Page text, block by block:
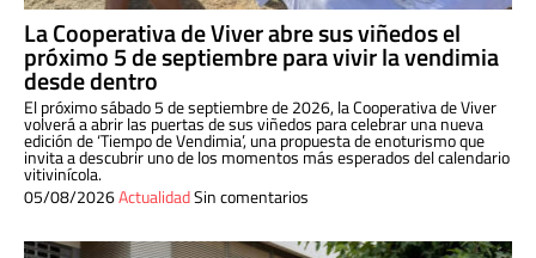
La Cooperativa de Viver abre sus viñedos el
próximo 5 de septiembre para vivir la vendimia
desde dentro
El próximo sábado 5 de septiembre de 2026, la Cooperativa de Viver
volverá a abrir las puertas de sus viñedos para celebrar una nueva
edición de ‘Tiempo de Vendimia’, una propuesta de enoturismo que
invita a descubrir uno de los momentos más esperados del calendario
vitivinícola.
05/08/2026ActualidadSin comentarios